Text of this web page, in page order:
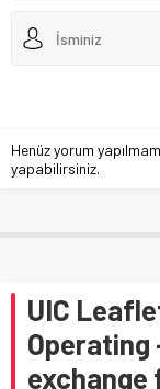
Henüz yorum
yapabilirsiniz.
UIC
Operating